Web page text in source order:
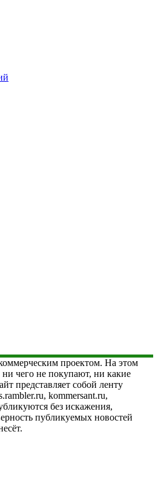
проектом. На этом
чего не покупают, ни какие
представляет собой ленту
kommersant.ru,
без искажения,
публикуемых новостей